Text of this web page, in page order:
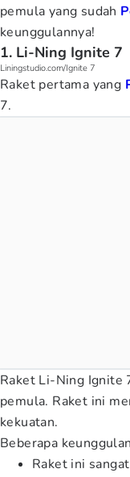
pemula yang sudah
keunggulannya!
1. Li-Ning Ignite 7
Liningstudio.com/Ignite 7
Raket pertama yang
7.
Raket Li-Ning Ignite
pemula. Raket ini
kekuatan.
Beberapa
Raket ini